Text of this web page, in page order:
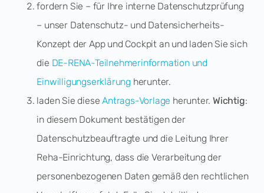
fordern Sie – für Ihre interne Datenschutzprüfung
– unser Datenschutz- und Datensicherheits-
Konzept der App und Cockpit an und laden Sie sich
die DE-RENA-Teilnehmerinformation und
Einwilligungserklärung herunter.
laden Sie dieseAntrags-Vorlage herunter.Wichtig:
in diesem Dokument bestätigen der
Datenschutzbeauftragte und die Leitung Ihrer
Reha-Einrichtung, dass die Verarbeitung der
personenbezogenen Daten gemäß den rechtlichen